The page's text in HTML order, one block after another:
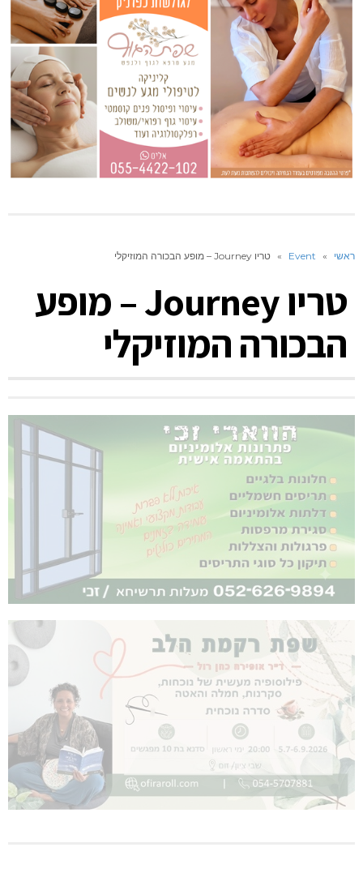
ראשי »
Event
» טריו Journey – מופע הבכורה המוזיקלי
טריו Journey – מופע
הבכורה המוזיקלי